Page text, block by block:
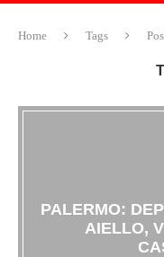
Home Tags
PALERMO:
AIELLO,